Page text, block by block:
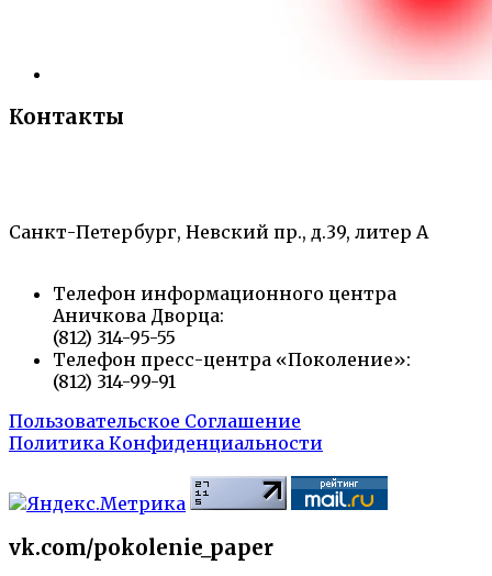
Контакты
Санкт-Петербург, Невский пр., д.39, литер А
Телефон информационного центра
Аничкова Дворца:
(812) 314-95-55
Телефон пресс-центра «Поколение»:
(812) 314-99-91
Пользовательское Соглашение
Политика Конфиденциальности
vk.com/pokolenie_paper